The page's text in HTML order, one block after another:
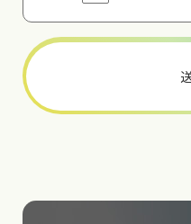
こ
の
フ
ィ
ー
ま